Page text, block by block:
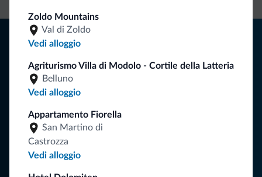
Zoldo Mountains
Val di Zoldo
Vedi alloggio
Agriturismo Villa di Modolo - Cortile della Latteria
Belluno
Vedi alloggio
Appartamento Fiorella
San Martino di
Castrozza
Vedi alloggio
Consigli dalle Dolomiti
Riceverai informazioni, offerte esclusive e news per la tua
ISCRIVITI ALLA NEWSLETTER